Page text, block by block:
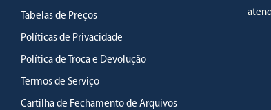
Tabelas de Preços
Políticas de Privacidade
Política de Troca e Devolução
Termos de Serviço
Cartilha de Fechamento de Arquivos